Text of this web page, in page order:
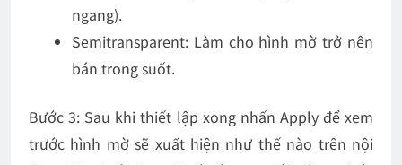
ngang).
Semitransparent: Làm cho hình mờ trở nên
bán trong suốt.
Bước 3: Sau khi thiết lập xong nhấn Applyđể xem
trước hình mờ sẽ xuất hiện như thế nào trên nội